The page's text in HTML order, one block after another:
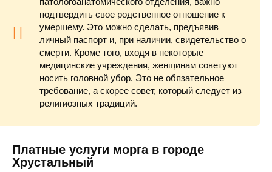
подтвердить свое родственное отношение к
умершему. Это можно сделать, предъявив
личный паспорт и, при наличии, свидетельство о
смерти. Кроме того, входя в некоторые
медицинские учреждения, женщинам советуют
носить головной убор. Это не обязательное
требование, а скорее совет, который следует из
религиозных традиций.
Платные услуги морга в городе
Хрустальный